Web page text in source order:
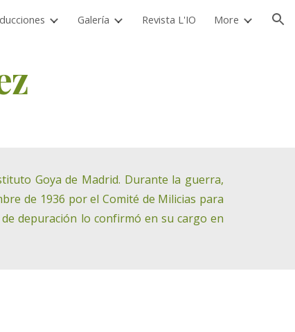
Galería Revista L'IO More
Goya de Madrid. Durante la guerra,
de 1936 por el Comité de Milicias para
depuración lo confirmó en su cargo en